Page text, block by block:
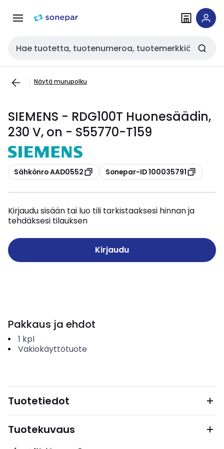
navigointiinsisältöön
Haku
Näytä murupolku
SIEMENS - RDG100T Huonesäädin,
230 V, on - S55770-T159
Kopioi
Sähkönro AAD0552 Kopioi
Sonepar-ID 100035791
Kirjaudu sisään tai luo tili tarkistaaksesi hinnan ja
tehdäksesi tilauksen
Kirjaudu
Pakkaus ja ehdot
1 kpl
Vakiokäyttötuote
Tuotetiedot
Tuotekuvaus